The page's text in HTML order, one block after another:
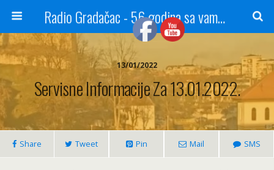
Radio Gradačac - 56 godina sa vama...
13/01/2022
Servisne Informacije Za 13.01.2022.
Share Tweet Pin Mail SMS